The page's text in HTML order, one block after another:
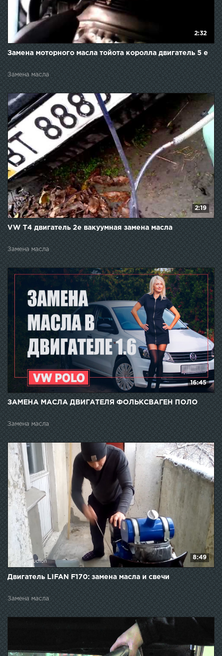
2:32
Замена моторного масла тойота королла двигатель 5 е
Замена масла
2:19
VW T4 двигатель 2e вакуумная замена масла
Замена масла
16:45
ЗАМЕНА МАСЛА ДВИГАТЕЛЯ ФОЛЬКСВАГЕН ПОЛО
Замена масла
8:49
Двигатель LIFAN F170: замена масла и свечи
Замена масла